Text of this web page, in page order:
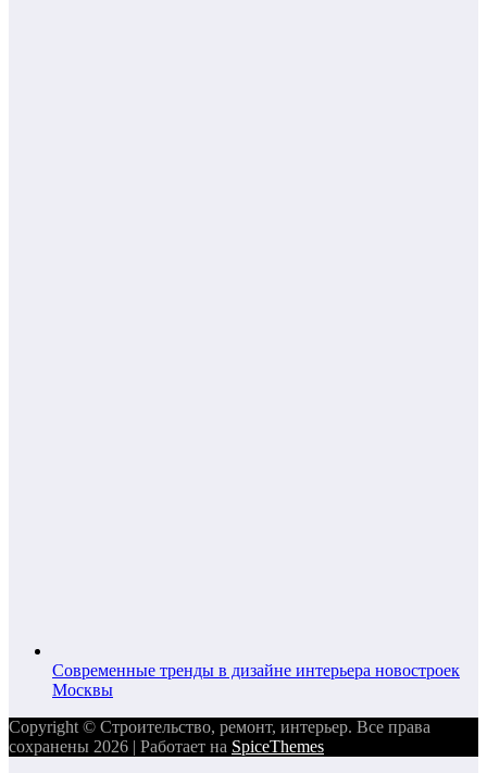
Современные тренды в дизайне интерьера новостроек
Москвы
Copyright © Строительство, ремонт, интерьер. Все права
сохранены 2026 | Работает на SpiceThemes